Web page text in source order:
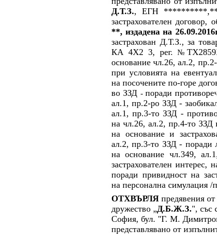
Д.Т.З., ЕГН **********,***,
застрахователен договор,
**, издадена на
застрахован Д.Т.З.,за
КА 4Х2 3, рег. №
основание чл.26, ал.2,
при условията на
на посочените по-горе
во ЗЗД - поради
ал.1, пр.2-ро ЗЗД-
ал.1, пр.3-то ЗЗД -
на чл.26, ал.2, пр.4-то
на основание и
ал.2, пр.3-то ЗЗД- поради
на основание чл.349,
застрахователен
поради привидност на
на персонална симулация /
ОТХВЪРЛЯ предявения
дружество „Д.Б.Ж.З.", със
София, бул. "Г. М.
представлявано от